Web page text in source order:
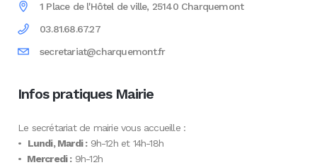
1 Place de l'Hôtel de ville, 25140 Charquemont
03.81.68.67.27
secretariat@charquemont.fr
Infos pratiques Mairie
Le secrétariat de mairie vous accueille :
• Lundi, Mardi :9h-12h et 14h-18h
• Mercredi :9h-12h